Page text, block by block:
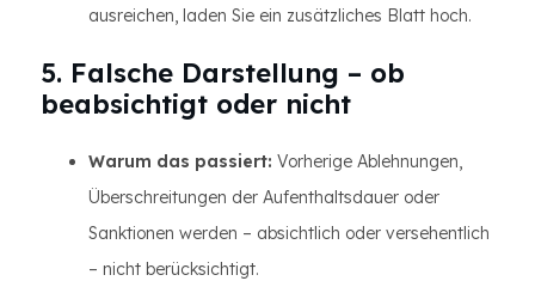
ausreichen, laden Sie ein zusätzliches Blatt hoch.
5. Falsche Darstellung – ob
beabsichtigt oder nicht
Warum das passiert: Vorherige Ablehnungen,
Überschreitungen der Aufenthaltsdauer oder
Sanktionen werden – absichtlich oder versehentlich
– nicht berücksichtigt.